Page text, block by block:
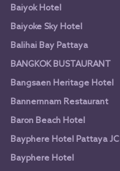
Baiyok Hotel
Baiyoke Sky Hotel
Balihai Bay Pattaya
BANGKOK BUSTAURANT
Bangsaen Heritage Hotel
Bannernnam Restaurant
Baron Beach Hotel
Bayphere Hotel Pattaya JC
Bayphere Hotel